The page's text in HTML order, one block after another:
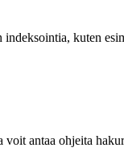
kuten
voit antaa ohjeita